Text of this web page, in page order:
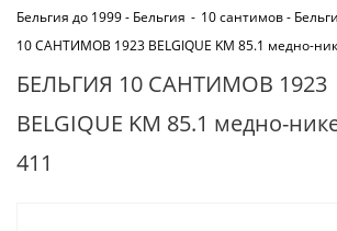
Бельгия до 1999 - Бельгия - 10 сантимов -
10 САНТИМОВ 1923 BELGIQUE KM 85.1 медно-
БЕЛЬГИЯ 10 САНТИМОВ 1923
BELGIQUE KM 85.1 медно-
411